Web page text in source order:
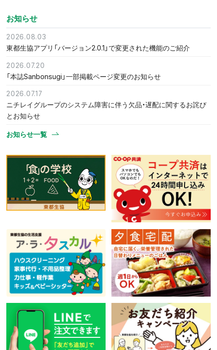
お知らせ
2026.08.03
東都生協アプリ「バージョン2.0.1」で変更された機能のご紹介
2026.07.20
「本誌Sanbonsugi」一部掲載ページ変更のお知らせ
2026.07.17
ニチレイグループのシステム障害に伴う欠品・遅配に関するお詫び
とお知らせ
お知らせ一覧